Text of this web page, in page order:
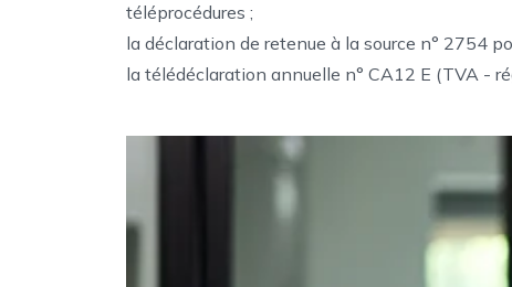
téléprocédures ;
la déclaration de retenue à la source n° 2754
la télédéclaration annuelle n° CA12 E (TVA -